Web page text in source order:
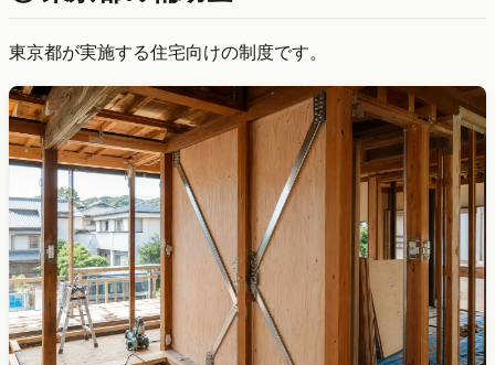
東京都が実施する住宅向けの制度です。